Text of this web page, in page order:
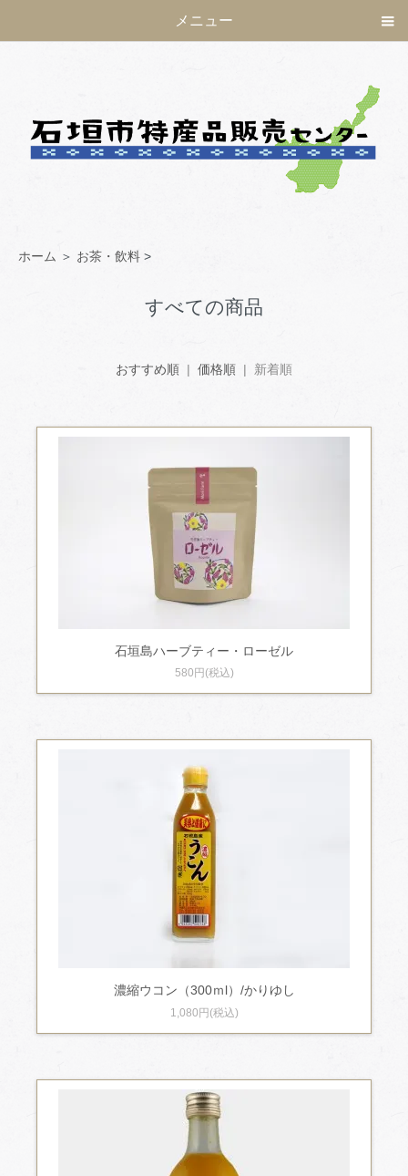
メニュー
ホーム ＞ お茶・飲料 >
すべての商品
おすすめ順 | 価格順 | 新着順
石垣島ハーブティー・ローゼル
580円(税込)
濃縮ウコン（300ｍl）/かりゆし
1,080円(税込)